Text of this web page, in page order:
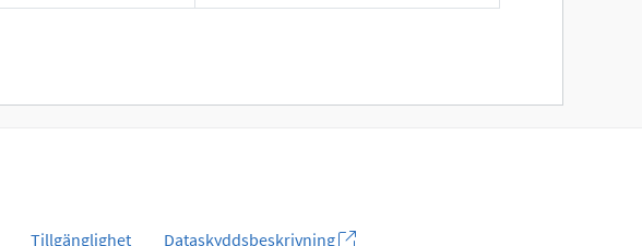
Tillgänglighet Dataskyddsbeskrivning